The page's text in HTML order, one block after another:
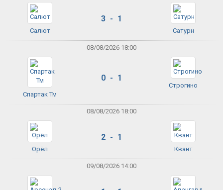
Салют
3 - 1
Сатурн
08/08/2026 18:00
Спартак Тм
0 - 1
Строгино
08/08/2026 18:00
Орёл
2 - 1
Квант
09/08/2026 14:00